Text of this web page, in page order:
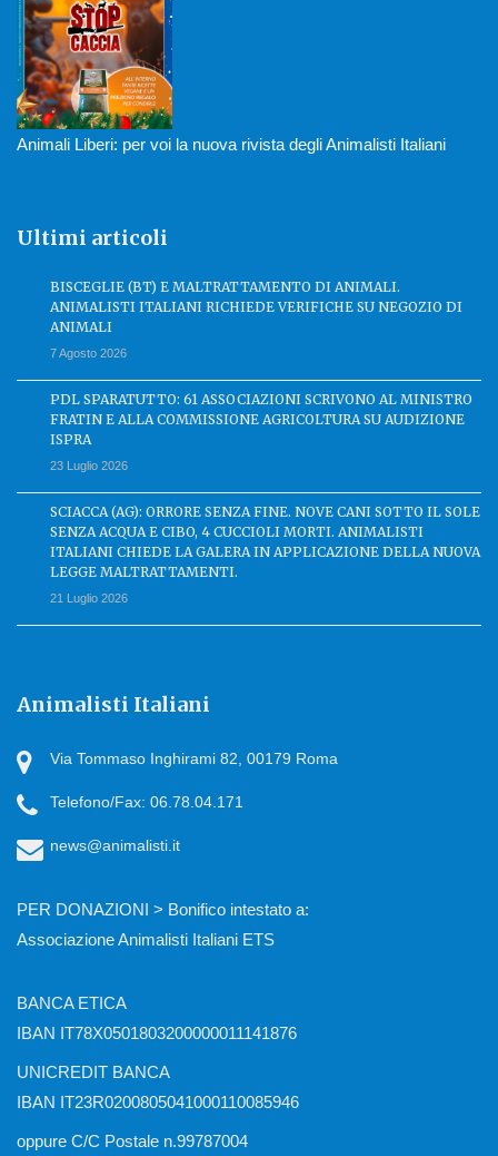
Animali Liberi: per voi la nuova rivista degli Animalisti Italiani
Ultimi articoli
BISCEGLIE (BT) E MALTRATTAMENTO DI ANIMALI.
ANIMALISTI ITALIANI RICHIEDE VERIFICHE SU NEGOZIO DI
ANIMALI
7 Agosto 2026
PDL SPARATUTTO: 61 ASSOCIAZIONI SCRIVONO AL MINISTRO
FRATIN E ALLA COMMISSIONE AGRICOLTURA SU AUDIZIONE
ISPRA
23 Luglio 2026
SCIACCA (AG): ORRORE SENZA FINE. NOVE CANI SOTTO IL SOLE
SENZA ACQUA E CIBO, 4 CUCCIOLI MORTI. ANIMALISTI
ITALIANI CHIEDE LA GALERA IN APPLICAZIONE DELLA NUOVA
LEGGE MALTRATTAMENTI.
21 Luglio 2026
Animalisti Italiani
Via Tommaso Inghirami 82, 00179 Roma
Telefono/Fax: 06.78.04.171
news@animalisti.it
PER DONAZIONI > Bonifico intestato a:
Associazione Animalisti Italiani ETS
BANCA ETICA
IBAN IT78X0501803200000011141876
UNICREDIT BANCA
IBAN IT23R0200805041000110085946
oppure C/C Postale n.99787004